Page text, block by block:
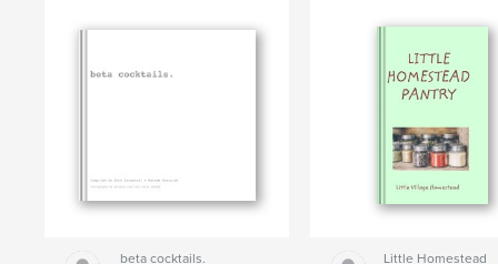
beta cocktails. Little Homestead